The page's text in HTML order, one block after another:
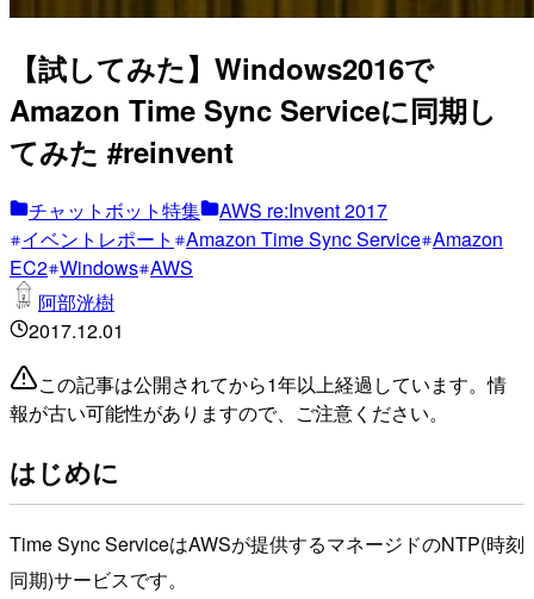
【試してみた】Windows2016で
Amazon Time Sync Serviceに同期し
てみた #reinvent
チャットボット特集
AWS re:Invent 2017
イベントレポート
Amazon Time Sync Service Amazon
EC2 Windows AWS
阿部洸樹
2017.12.01
この記事は公開されてから1年以上経過しています。情
報が古い可能性がありますので、ご注意ください。
はじめに
Time Sync ServiceはAWSが提供するマネージドのNTP(時刻
同期)サービスです。